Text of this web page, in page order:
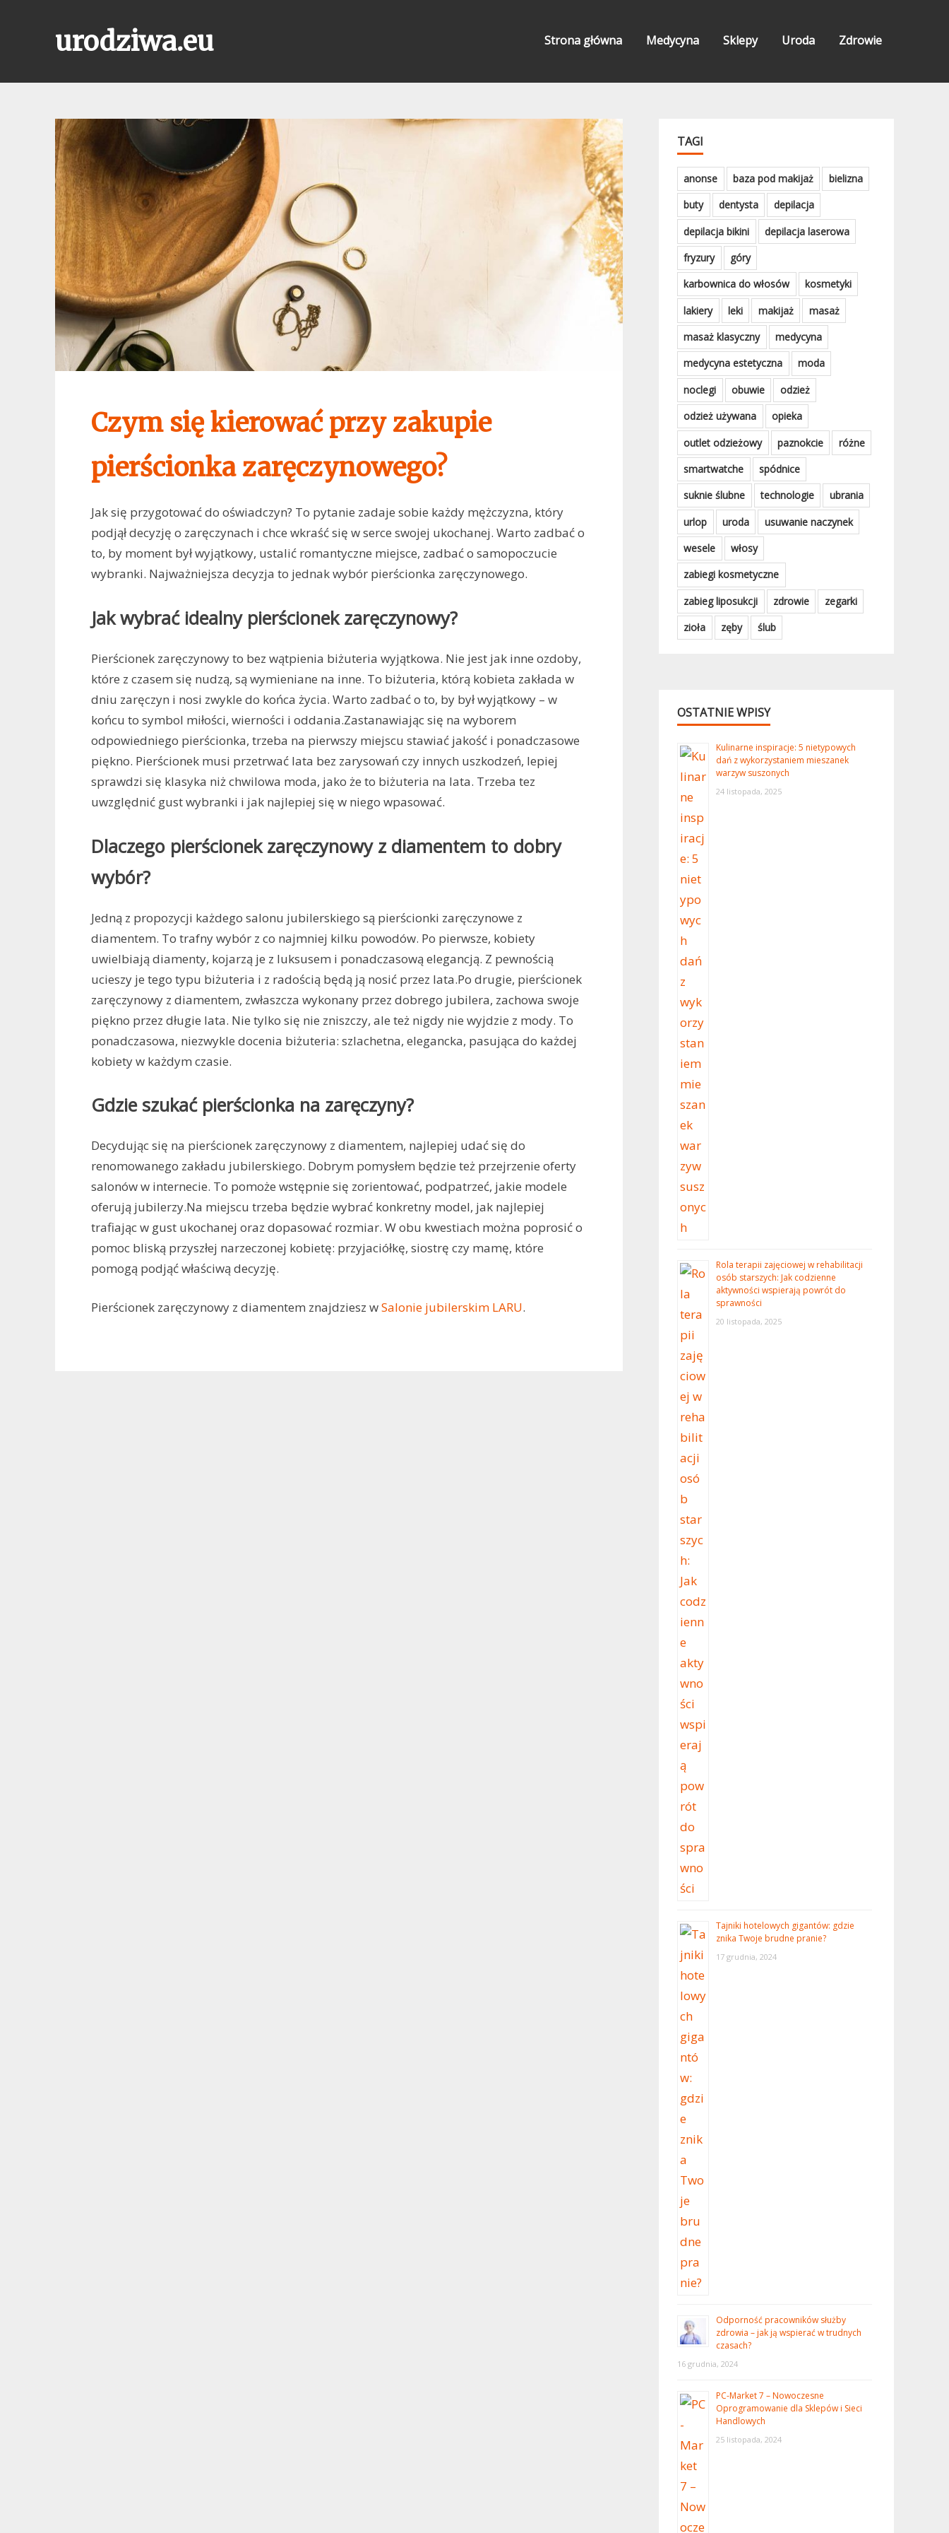
urodziwa.eu Strona główna Medycyna Sklepy Uroda Zdrowie
Czym się kierować przy zakupie
pierścionka zaręczynowego?
Jak się przygotować do oświadczyn? To pytanie zadaje sobie każdy mężczyzna, który
podjął decyzję o zaręczynach i chce wkraść się w serce swojej ukochanej. Warto zadbać o
to, by moment był wyjątkowy, ustalić romantyczne miejsce, zadbać o samopoczucie
wybranki. Najważniejsza decyzja to jednak wybór pierścionka zaręczynowego.
Jak wybrać idealny pierścionek zaręczynowy?
Pierścionek zaręczynowy to bez wątpienia biżuteria wyjątkowa. Nie jest jak inne ozdoby,
które z czasem się nudzą, są wymieniane na inne. To biżuteria, którą kobieta zakłada w
dniu zaręczyn i nosi zwykle do końca życia. Warto zadbać o to, by był wyjątkowy – w
końcu to symbol miłości, wierności i oddania.Zastanawiając się na wyborem
odpowiedniego pierścionka, trzeba na pierwszy miejscu stawiać jakość i ponadczasowe
piękno. Pierścionek musi przetrwać lata bez zarysowań czy innych uszkodzeń, lepiej
sprawdzi się klasyka niż chwilowa moda, jako że to biżuteria na lata. Trzeba tez
uwzględnić gust wybranki i jak najlepiej się w niego wpasować.
Dlaczego pierścionek zaręczynowy z diamentem to dobry
wybór?
Jedną z propozycji każdego salonu jubilerskiego są pierścionki zaręczynowe z
diamentem. To trafny wybór z co najmniej kilku powodów. Po pierwsze, kobiety
uwielbiają diamenty, kojarzą je z luksusem i ponadczasową elegancją. Z pewnością
ucieszy je tego typu biżuteria i z radością będą ją nosić przez lata.Po drugie, pierścionek
zaręczynowy z diamentem, zwłaszcza wykonany przez dobrego jubilera, zachowa swoje
piękno przez długie lata. Nie tylko się nie zniszczy, ale też nigdy nie wyjdzie z mody. To
ponadczasowa, niezwykle docenia biżuteria: szlachetna, elegancka, pasująca do każdej
kobiety w każdym czasie.
Gdzie szukać pierścionka na zaręczyny?
Decydując się na pierścionek zaręczynowy z diamentem, najlepiej udać się do
renomowanego zakładu jubilerskiego. Dobrym pomysłem będzie też przejrzenie oferty
salonów w internecie. To pomoże wstępnie się zorientować, podpatrzeć, jakie modele
oferują jubilerzy.Na miejscu trzeba będzie wybrać konkretny model, jak najlepiej
trafiając w gust ukochanej oraz dopasować rozmiar. W obu kwestiach można poprosić o
pomoc bliską przyszłej narzeczonej kobietę: przyjaciółkę, siostrę czy mamę, które
pomogą podjąć właściwą decyzję.
Pierścionek zaręczynowy z diamentem znajdziesz wSalonie jubilerskim LARU.
TAGI
anonse baza pod makijaż
bielizna
buty
dentysta
depilacja
depilacja bikini
depilacja laserowa
fryzury
góry
karbownica do włosów
kosmetyki
lakiery
leki makijaż
masaż
masaż klasyczny
medycyna
medycyna estetyczna
moda
noclegi
obuwie
odzież
odzież używana
opieka
outlet odzieżowy
paznokcie
różne
smartwatche
spódnice
suknie ślubne
technologie
ubrania
urlop
uroda
usuwanie naczynek
wesele
włosy
zabiegi kosmetyczne
zabieg liposukcji
zdrowie
zegarki
zioła
zęby ślub
OSTATNIE WPISY
Kulinarne inspiracje: 5 nietypowych
dań z wykorzystaniem mieszanek
warzyw suszonych
24 listopada, 2025
Rola terapii zajęciowej w rehabilitacji
osób starszych: Jak codzienne
aktywności wspierają powrót do
sprawności
20 listopada, 2025
Tajniki hotelowych gigantów: gdzie
znika Twoje brudne pranie?
17 grudnia, 2024
Odporność pracowników służby
zdrowia – jak ją wspierać w trudnych
czasach?
16 grudnia, 2024
PC-Market 7 – Nowoczesne
Oprogramowanie dla Sklepów i Sieci
Handlowych
25 listopada, 2024